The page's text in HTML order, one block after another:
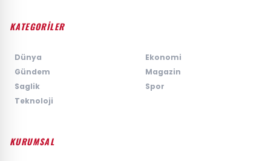
KATEGORİLER
Dünya
Ekonomi
Gündem
Magazin
Saglik
Spor
Teknoloji
KURUMSAL